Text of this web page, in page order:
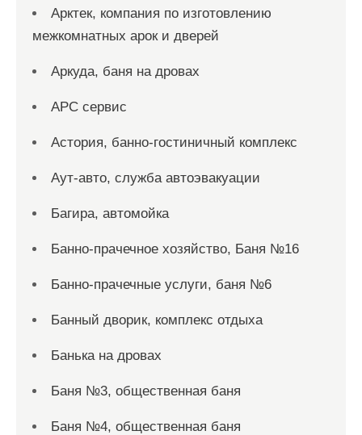
Арктек, компания по изготовлению
межкомнатных арок и дверей
Аркуда, баня на дровах
АРС сервис
Астория, банно-гостиничный комплекс
Аут-авто, служба автоэвакуации
Багира, автомойка
Банно-прачечное хозяйство, Баня №16
Банно-прачечные услуги, баня №6
Банный дворик, комплекс отдыха
Банька на дровах
Баня №3, общественная баня
Баня №4, общественная баня